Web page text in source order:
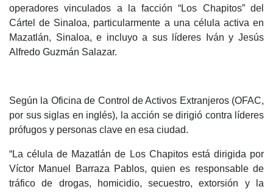
operadores vinculados a la facción “Los Chapitos” del
Cártel de Sinaloa, particularmente a una célula activa en
Mazatlán, Sinaloa, e incluyo a sus líderes Iván y Jesús
Alfredo Guzmán Salazar.
Según la Oficina de Control de Activos Extranjeros (OFAC,
por sus siglas en inglés), la acción se dirigió contra líderes
prófugos y personas clave en esa ciudad.
“La célula de Mazatlán de Los Chapitos está dirigida por
Víctor Manuel Barraza Pablos, quien es responsable de
tráfico de drogas, homicidio, secuestro, extorsión y la